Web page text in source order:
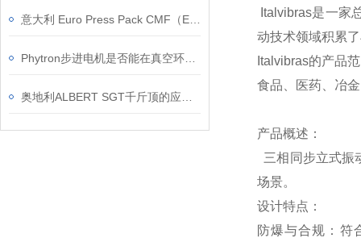
Italvibras是一家
动技术领域积累
Italvibras的产品
食品、医药、冶
产品概述：
三相同步立式振
场景。
设计特点：
防爆与合规：符